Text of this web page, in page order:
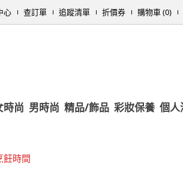
心 查訂單 追蹤清單 折價券 購物車 (0)
時尚 男時尚 精品/飾品 彩妝保養 個人
飪時間